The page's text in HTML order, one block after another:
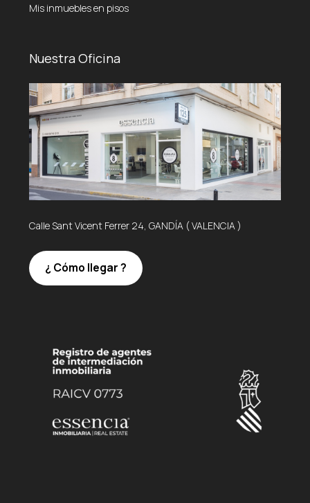
Mis inmuebles en pisos
Nuestra Oficina
Calle Sant Vicent Ferrer 24, GANDÍA ( VALENCIA )
¿ Cómo llegar ?